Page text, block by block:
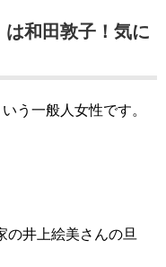
和田敦子！気に
う一般人女性です。
の井上絵美さんの旦